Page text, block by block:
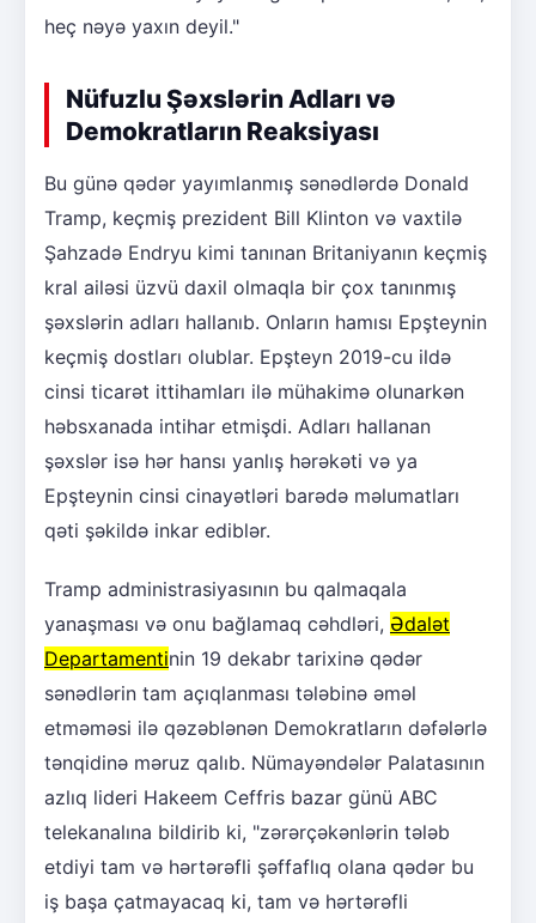
heç nəyə yaxın deyil."
Nüfuzlu Şəxslərin Adları və
Demokratların Reaksiyası
Bu günə qədər yayımlanmış sənədlərdə Donald
Tramp, keçmiş prezident Bill Klinton və vaxtilə
Şahzadə Endryu kimi tanınan Britaniyanın keçmiş
kral ailəsi üzvü daxil olmaqla bir çox tanınmış
şəxslərin adları hallanıb. Onların hamısı Epşteynin
keçmiş dostları olublar. Epşteyn 2019-cu ildə
cinsi ticarət ittihamları ilə mühakimə olunarkən
həbsxanada intihar etmişdi. Adları hallanan
şəxslər isə hər hansı yanlış hərəkəti və ya
Epşteynin cinsi cinayətləri barədə məlumatları
qəti şəkildə inkar ediblər.
Tramp administrasiyasının bu qalmaqala
yanaşması və onu bağlamaq cəhdləri, Ədalət
Departamentinin 19 dekabr tarixinə qədər
sənədlərin tam açıqlanması tələbinə əməl
etməməsi ilə qəzəblənən Demokratların dəfələrlə
tənqidinə məruz qalıb. Nümayəndələr Palatasının
azlıq lideri Hakeem Ceffris bazar günü ABC
telekanalına bildirib ki, "zərərçəkənlərin tələb
etdiyi tam və hərtərəfli şəffaflıq olana qədər bu
iş başa çatmayacaq ki, tam və hərtərəfli